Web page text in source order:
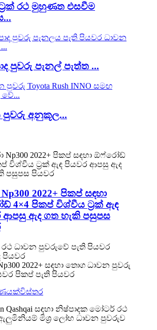
රථ මුහුණත එසවීම
පුවරු පැනල් පැත්ත ...
පුවරු අනුකූල...
2022+ පිකප් සඳහා
4×4 පිකප් විශ්වීය ට්‍රක් ඇඳ
ආපසු ඇද ගත හැකි පසුපස
ධාවන පුවරුවේ පැති පියවර
පියවර
2022+ සඳහා තොග ධාවන පුවරු
පිකප් පැති පියවර
විස්තර